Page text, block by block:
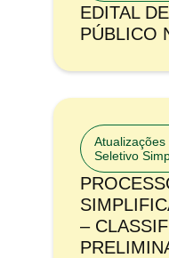
EDITAL
PÚBLICO
Atualizações
Seletivo
–